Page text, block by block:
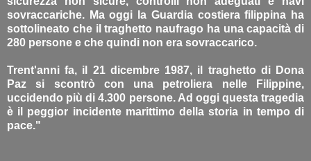
sovraccariche. Ma oggi la Guardia costiera filippina ha
sottolineato che il traghetto naufrago ha una capacità di
280 persone e che quindi non era sovraccarico.
Trent'anni fa, il 21 dicembre 1987, il traghetto di Dona
Paz si scontrò con una petroliera nelle Filippine,
uccidendo più di 4.300 persone. Ad oggi questa tragedia
è il peggior incidente marittimo della storia in tempo di
pace."